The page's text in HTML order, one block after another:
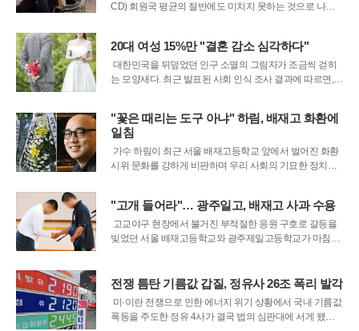
CD) 회원국 평균의 절반에도 미치지 못하는 것으로 나타
에 따르면, 한국의 의무연금 보험료율은 총 9%로 OECD 3
8개국 평균인 18.8%와 비
20대 여성 15%만 "결혼 감소 심각하다"
대한민국을 뒤덮었던 인구 소멸의 그림자가 조금씩 걷히
는 모양새다. 최근 발표된 사회 인식 조사 결과에 따르면,
어졌다. 2022년 이후 매년 실시된 이 조사에서 심각성을 호
소하는 목소리는 3년 연속
"꽃은 때리는 도구 아냐" 하림, 배재고 화환에
일침
가수 하림이 최근 서울 배재고등학교 앞에서 벌어진 화환
시위 문화를 강하게 비판하며 우리 사회의 기묘한 정치적
다가 상반된 성향의 집단으로부터 동시에 공격받는 현실
을 코미디라고 정의했다. 그는 5·18 민
"고개 들어라"… 광주일고, 배재고 사과 수용
고교야구 현장에서 불거진 부적절한 응원 구호로 갈등을
빚었던 서울 배재고등학교와 광주제일고등학교가 마침내
사태는 피해 학교인 광주일고가 상대 학생들을 포용하는
전쟁 틈탄 기름값 갑질, 정유사 26조 폭리 발각
미·이란 전쟁으로 인한 에너지 위기 상황에서 국내 기름값
폭등을 주도한 정유 4사가 결국 법의 심판대에 서게 됐다.